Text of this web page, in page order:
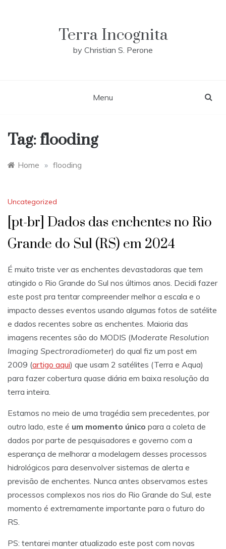
Terra Incognita
by Christian S. Perone
Menu
Tag: flooding
Home » flooding
Uncategorized
[pt-br] Dados das enchentes no Rio
Grande do Sul (RS) em 2024
É muito triste ver as enchentes devastadoras que tem
atingido o Rio Grande do Sul nos últimos anos. Decidi fazer
este post pra tentar compreender melhor a escala e o
impacto desses eventos usando algumas fotos de satélite
e dados recentes sobre as enchentes. Maioria das
imagens recentes são do MODIS (Moderate Resolution
Imaging Spectroradiometer) do qual fiz um post em
2009 (artigo aqui) que usam 2 satélites (Terra e Aqua)
para fazer cobertura quase diária em baixa resolução da
terra inteira.
Estamos no meio de uma tragédia sem precedentes, por
outro lado, este é um momento único para a coleta de
dados por parte de pesquisadores e governo com a
esperança de melhorar a modelagem desses processos
hidrológicos para desenvolver sistemas de alerta e
previsão de enchentes. Nunca antes observamos estes
processos complexos nos rios do Rio Grande do Sul, este
momento é extremamente importante para o futuro do
RS.
PS: tentarei manter atualizado este post com novas